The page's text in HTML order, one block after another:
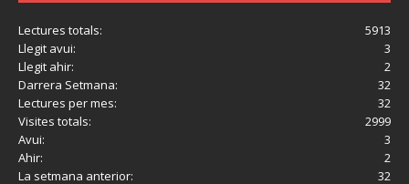
5913
Lectures totals:
3
Llegit avui:
2
Llegit ahir:
32
Darrera Setmana:
32
Lectures per mes:
2999
Visites totals:
3
Avui:
2
Ahir:
32
La setmana anterior: